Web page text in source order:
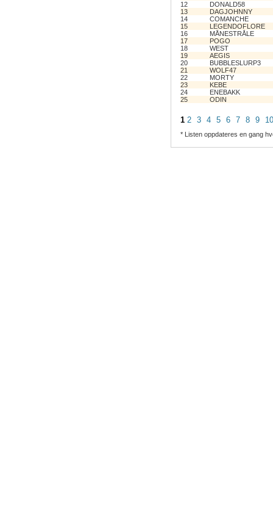
12
DONALD58
13
DAGJOHNNY
14
COMANCHE
15
LEGENDOFLORE
16
MÅNESTRÅLE
17
POGO
18
WEST
19
AEGIS
20
BUBBLESLURP3
21
WOLF47
22
MORTY
23
KEBE
24
ENEBAKK
25
ODIN
1 2 3 4 5 6 7 8 9 10
* Listen oppdateres en gang